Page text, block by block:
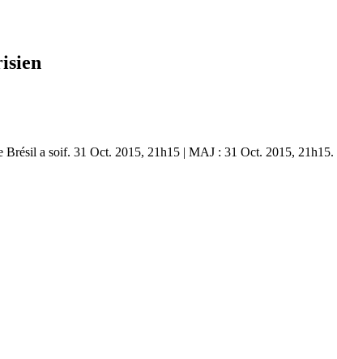
a soif. 31 Oct. 2015, 21h15 | MAJ : 31 Oct. 2015,